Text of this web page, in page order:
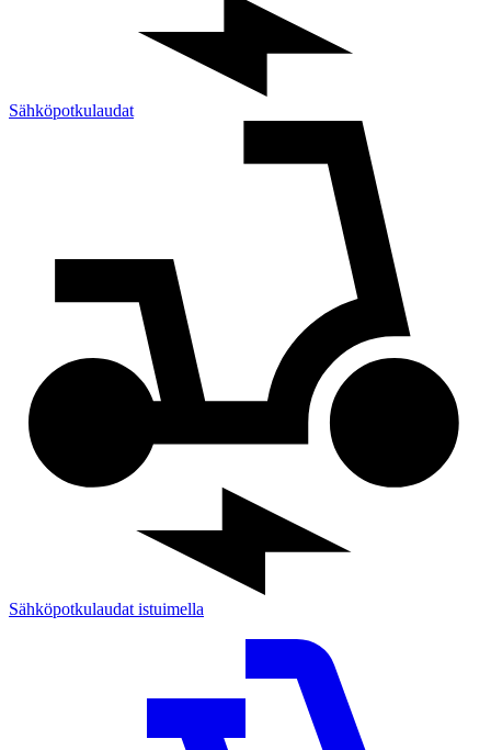
Sähköpotkulaudat
Sähköpotkulaudat istuimella